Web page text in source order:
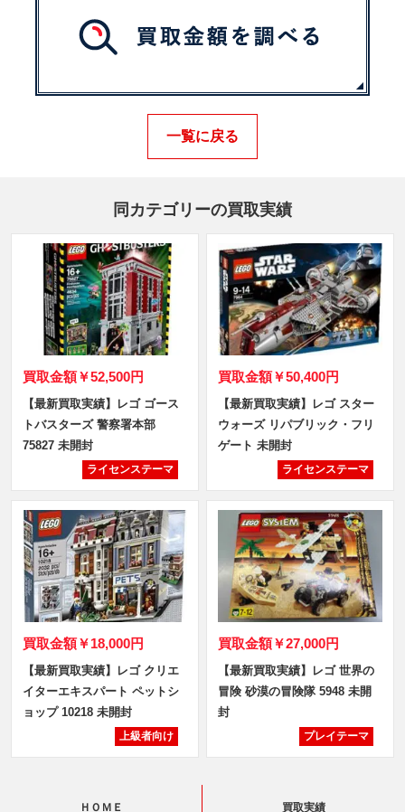
一覧に戻る
同カテゴリーの買取実績
買取金額￥52,500円
【最新買取実績】レゴ ゴース
トバスターズ 警察署本部
75827 未開封
ライセンステーマ
買取金額￥50,400円
【最新買取実績】レゴ スター
ウォーズ リパブリック・フリ
ゲート 未開封
ライセンステーマ
買取金額￥18,000円
【最新買取実績】レゴ クリエ
イターエキスパート ペットシ
ョップ 10218 未開封
上級者向け
買取金額￥27,000円
【最新買取実績】レゴ 世界の
冒険 砂漠の冒険隊 5948 未開
封
プレイテーマ
ＨＯＭＥ 買取実績